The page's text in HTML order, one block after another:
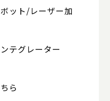
ット/レーザー加
テグレーター
ら